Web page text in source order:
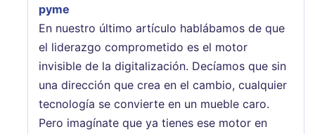
pyme
En nuestro último artículo hablábamos de que
el liderazgo comprometido es el motor
invisible de la digitalización. Decíamos que sin
una dirección que crea en el cambio, cualquier
tecnología se convierte en un mueble caro.
Pero imagínate que ya tienes ese motor en